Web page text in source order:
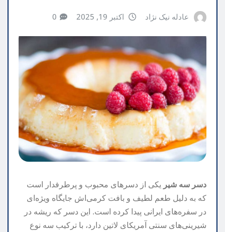
عادله نیک نژاد اکتبر 19, 2025 0
دسر سه شیر یکی از دسرهای محبوب و پرطرفدار است
که به دلیل طعم لطیف و بافت کرمی‌اش جایگاه ویژه‌ای
در سفره‌های ایرانی پیدا کرده است. این دسر که ریشه در
شیرینی‌های سنتی آمریکای لاتین دارد، با ترکیب سه نوع